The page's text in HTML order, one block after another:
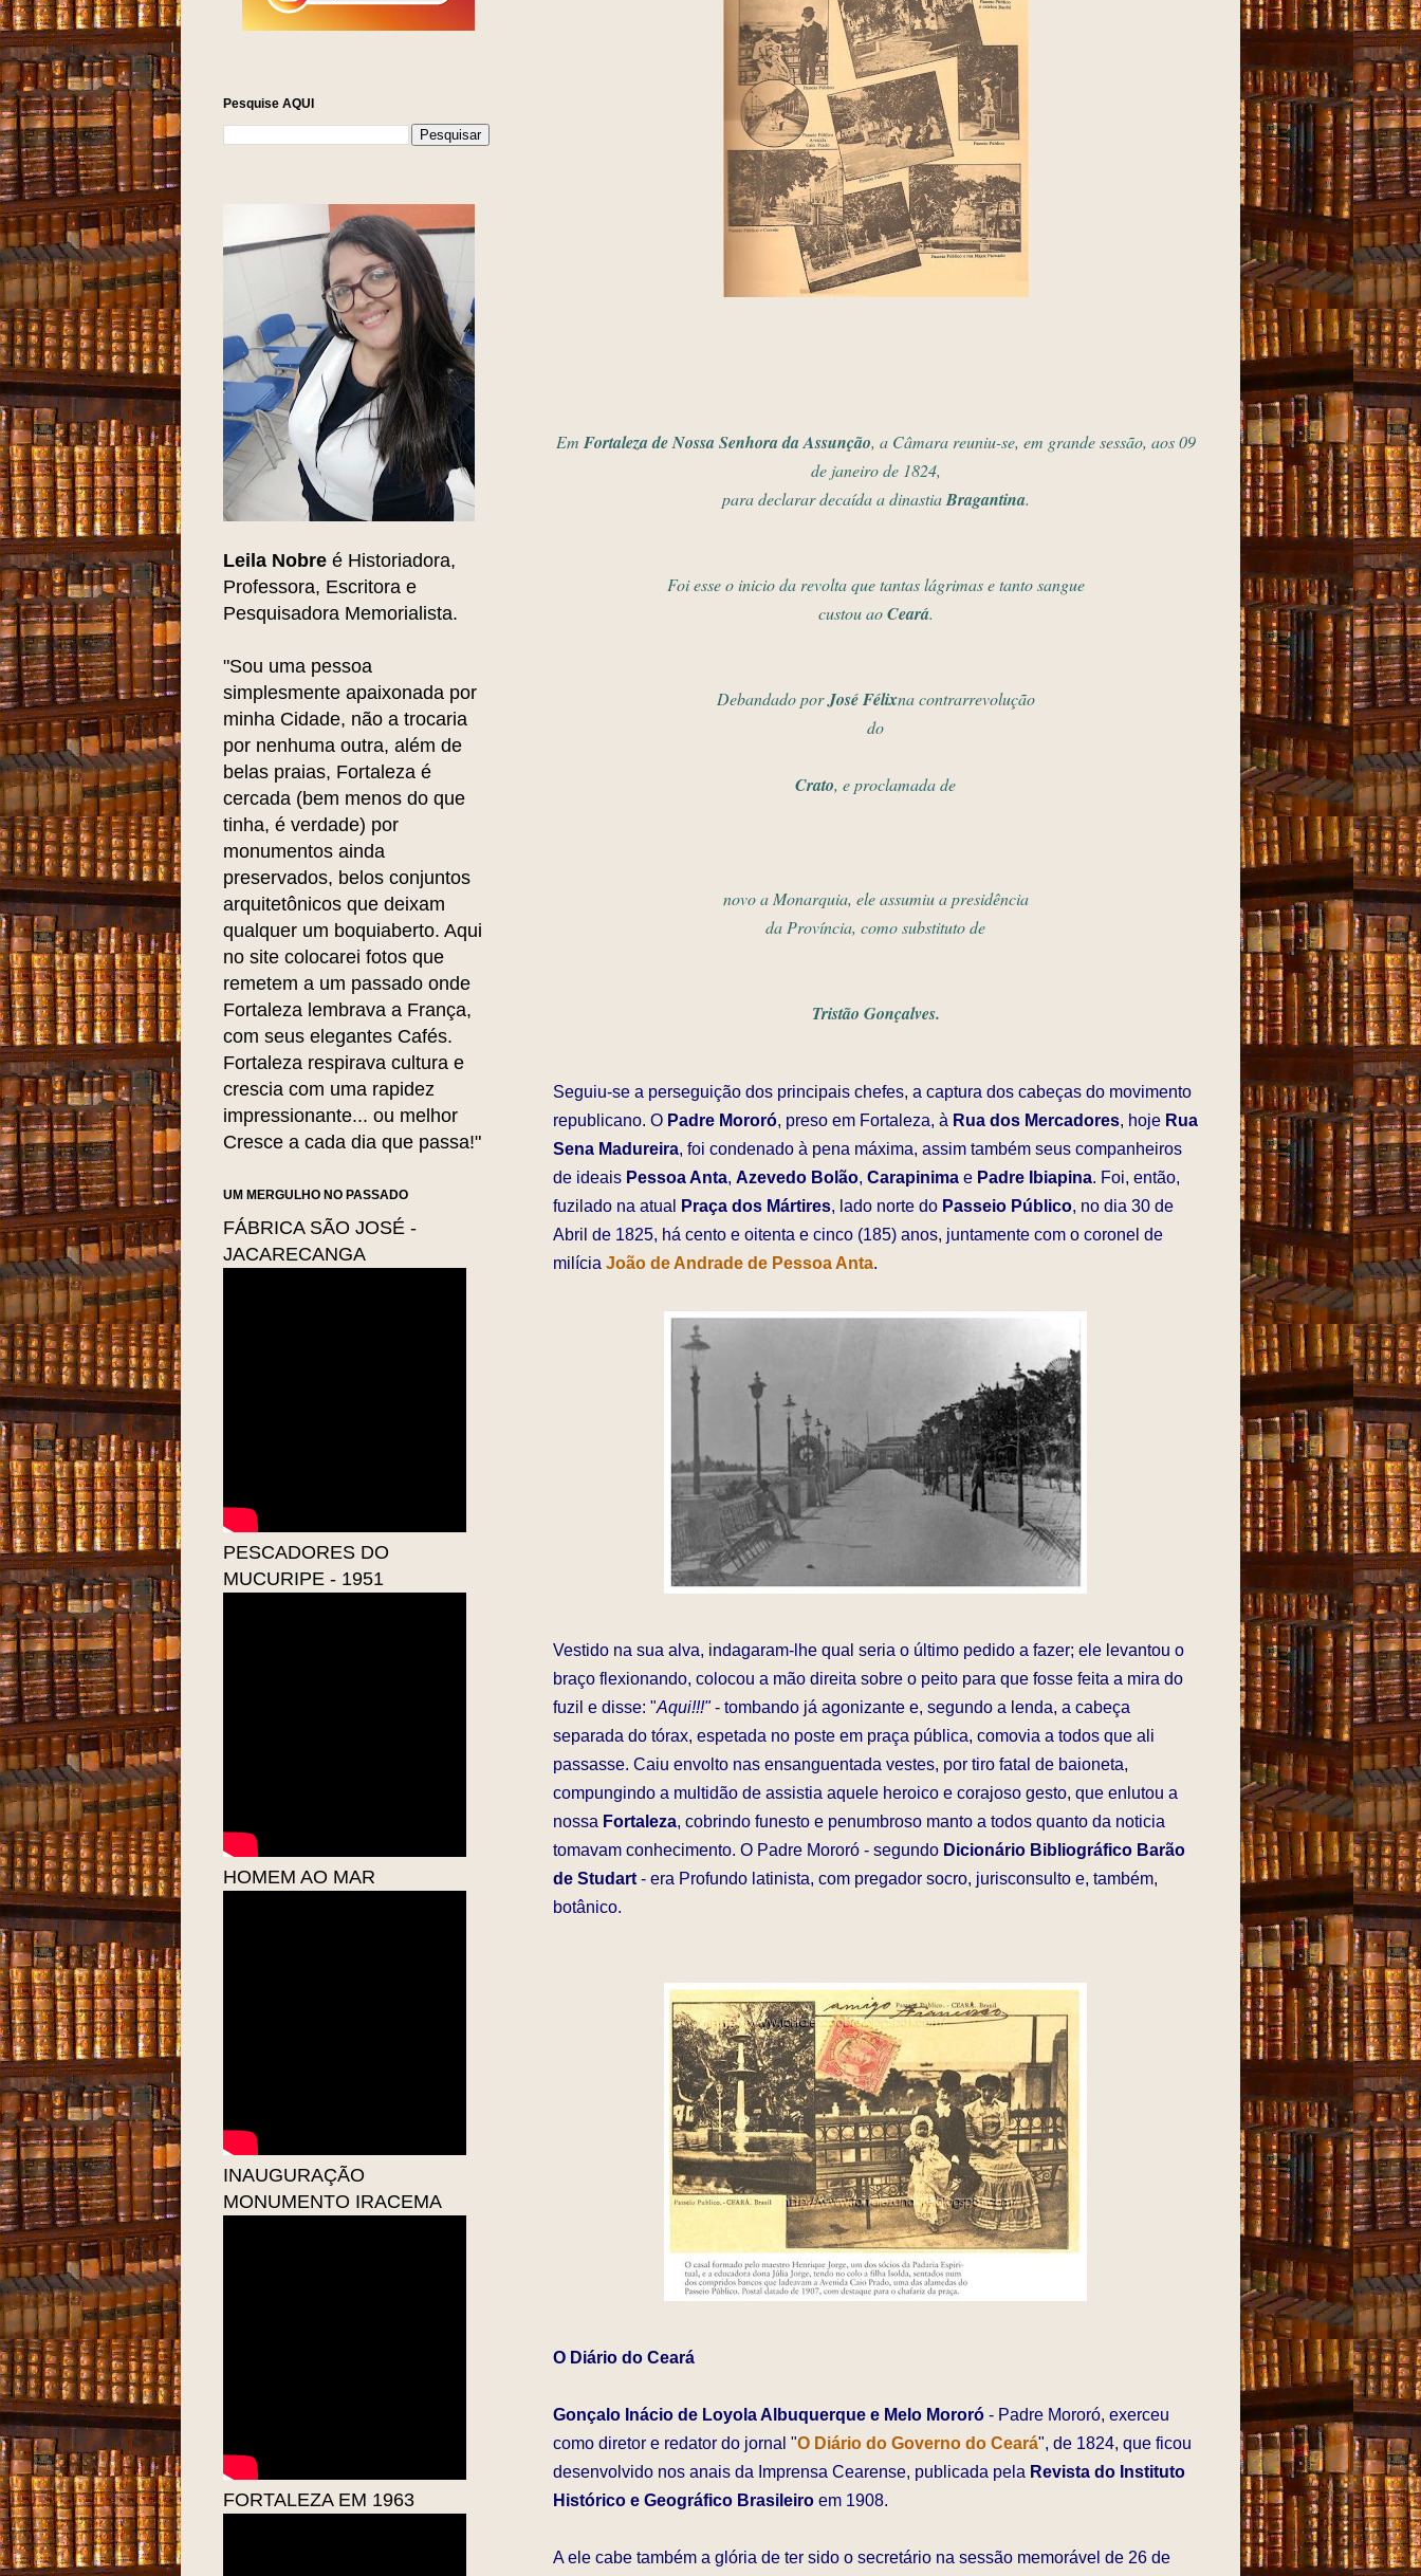
Em Fortaleza de Nossa Senhora da Assunção, a Câmara reuniu-se, em grande sessão, aos 09
de janeiro de 1824,
para declarar decaída a dinastiaBragantina.
Foi esse o inicio da revoltaque tantas lágrimas e tanto sangue
custou aoCeará.
Debandado porJosé Félixna contrarrevolução
do
Crato, e proclamada de
novo a Monarquia, ele assumiu apresidência
da Província, como substituto de
Tristão Gonçalves.
Seguiu-se a perseguição dos principais chefes, a captura dos cabeças do movimento
republicano. O Padre Mororó, preso em Fortaleza, à Rua dos Mercadores, hoje Rua
Sena Madureira, foi condenado à pena máxima, assim também seus companheiros
de ideais Pessoa Anta, Azevedo Bolão, Carapinima e Padre Ibiapina. Foi, então,
fuzilado na atual
Praça dos Mártires, lado norte do Passeio Público, no dia 30 de
Abril de 1825, há cento e oitenta e cinco (185) anos, juntamente com o coronel de
milícia João de Andrade de Pessoa Anta.
Vestido na sua alva, indagaram-lhe qual seria o último pedido a fazer; ele levantou o
braço flexionando, colocou a mão direita sobre o peito para que fosse feita a mira do
fuzil e disse: "Aqui!!!"- tombando já agonizante e, segundo a lenda, a cabeça
separada do tórax, espetada no poste em praça pública, comovia a todos que ali
passasse. Caiu envolto nas ensanguentada vestes, por tiro fatal de baioneta,
compungindo a multidão de assistia aquele heroico e corajoso gesto, que enlutou a
nossa Fortaleza, cobrindo funesto e penumbroso manto a todos quanto da noticia
tomavam conhecimento. O Padre Mororó - segundo Dicionário Bibliográfico Barão
de Studart - era Profundo latinista, com pregador socro, jurisconsulto e, também,
botânico.
O Diário do Ceará
Gonçalo Inácio de Loyola Albuquerque e Melo Mororó - Padre Mororó, exerceu
como diretor e redator do jornal "O Diário do Governo do Ceará", de 1824, que ficou
desenvolvido nos anais da Imprensa Cearense, publicada pela Revista do Instituto
Histórico e Geográfico Brasileiro em 1908.
A ele cabe também a glória de ter sido o secretário na sessão memorável de 26 de
Pesquise AQUI
Leila Nobre é Historiadora,
Professora, Escritora e
Pesquisadora Memorialista.
"Sou uma pessoa
simplesmente apaixonada por
minha Cidade, não a trocaria
por nenhuma outra, além de
belas praias, Fortaleza é
cercada (bem menos do que
tinha, é verdade) por
monumentos ainda
preservados, belos conjuntos
arquitetônicos que deixam
qualquer um boquiaberto. Aqui
no site colocarei fotos que
remetem a um passado onde
Fortaleza lembrava a França,
com seus elegantes Cafés.
Fortaleza respirava cultura e
crescia com uma rapidez
impressionante... ou melhor
Cresce a cada dia que passa!"
UM MERGULHO NO PASSADO
FÁBRICA SÃO JOSÉ -
JACARECANGA
PESCADORES DO
MUCURIPE - 1951
HOMEM AO MAR
INAUGURAÇÃO
MONUMENTO IRACEMA
FORTALEZA EM 1963